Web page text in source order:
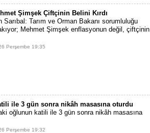
Şimşek Çiftçinin Belini Kırdı
Sarıbal: Tarım ve Orman Bakanı sorumluluğu
Mehmet Şimşek enflasyonun değil, çiftçinin
Perşembe 19:35
ile 3 gün sonra nikâh masasına oturdu
oğlunun katili ile 3 gün sonra nikâh masasına
Perşembe 19:32